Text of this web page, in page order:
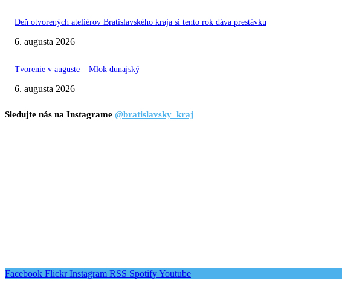
Deň otvorených ateliérov Bratislavského kraja si tento rok dáva prestávku
6. augusta 2026
Tvorenie v auguste – Mlok dunajský
6. augusta 2026
Sledujte nás na Instagrame @bratislavsky_kraj
Facebook Flickr Instagram RSS SpotifyYoutube